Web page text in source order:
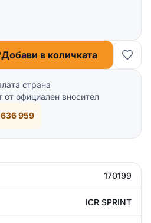
Добави в количката
страна
от официален вносител
959
170199
ICR SPRINT